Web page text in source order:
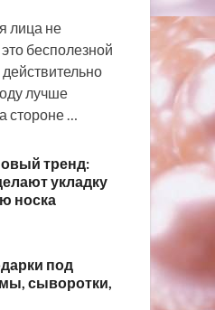
лица не
бесполезной
действительно
лучше
стороне …
тренд:
укладку
носка
под
сыворотки,